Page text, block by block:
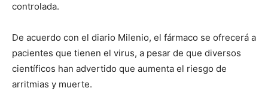
controlada.
De acuerdo con el diario Milenio, el fármaco se ofrecerá a
pacientes que tienen el virus, a pesar de que diversos
científicos han advertido que aumenta el riesgo de
arritmias y muerte.